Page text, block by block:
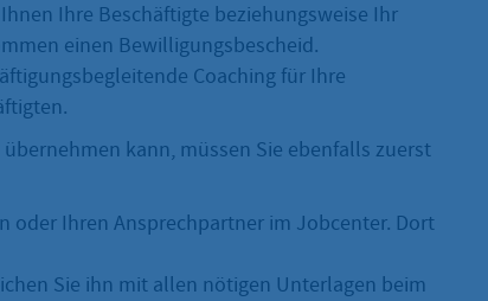
Ihre Beschäftigte beziehungsweise Ihr
einen Bewilligungsbescheid.
Coaching für Ihre
kann, müssen Sie ebenfalls zuerst
oder Ihren Ansprechpartner im Jobcenter. Dort
Sie ihn mit allen nötigen Unterlagen beim